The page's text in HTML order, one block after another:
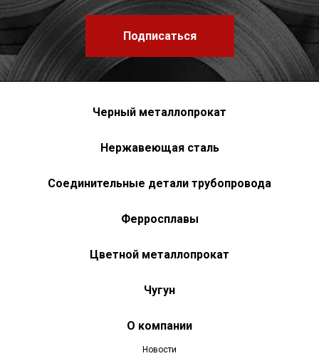
Подписаться
Черный металлопрокат
Нержавеющая сталь
Соединительные детали трубопровода
Ферросплавы
Цветной металлопрокат
Чугун
О компании
Новости